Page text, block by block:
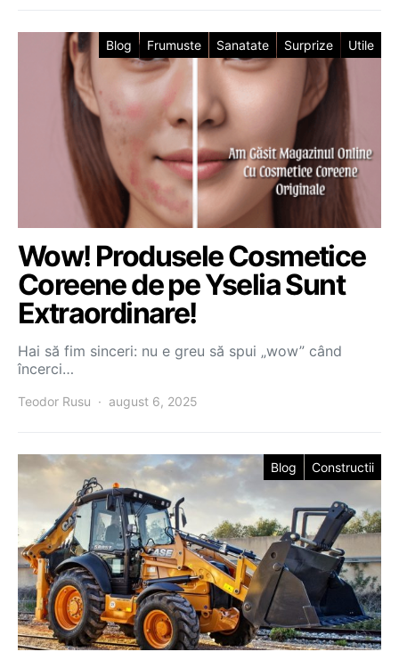
Blog Frumuste Sanatate Surprize Utile
Wow! Produsele Cosmetice
Coreene de pe Yselia Sunt
Extraordinare!
Hai să fim sinceri: nu e greu să spui „wow” când
încerci…
Teodor Rusu august 6, 2025
Blog Constructii